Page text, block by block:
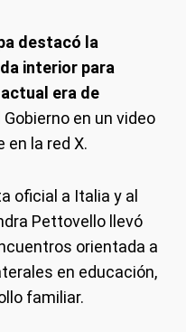
destacó la
interior para
era de
en un video
la red X.
oficial a Italia y al
Pettovello llevó
orientada a
en educación,
familiar.